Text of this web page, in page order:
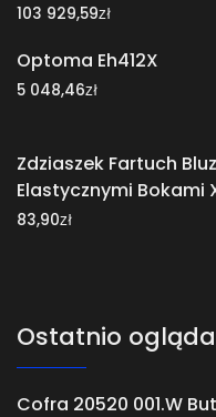
103 929,59zł
Optoma Eh412X
5 048,46zł
Zdziaszek Fartuch
Elastycznymi Bokami
83,90zł
Ostatnio
Cofra 20520 001.W